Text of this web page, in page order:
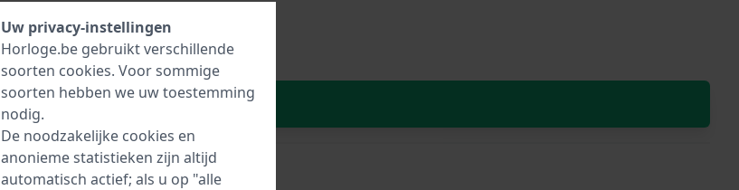
In Winkelwagen
Uw privacy-instellingen
Horloge.be gebruikt verschillende
soorten cookies. Voor sommige
soorten hebben we uw toestemming
nodig.
De noodzakelijke cookies en
anonieme statistieken zijn altijd
automatisch actief; als u op "alle